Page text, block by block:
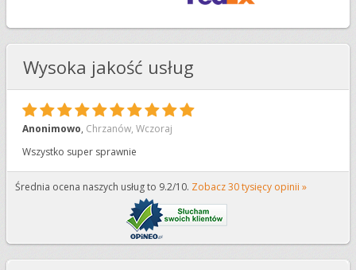
Wysoka jakość usług
10
Anonimowo, Chrzanów,Wczoraj
Wszystko super sprawnie
Średnia ocena naszych usług to 9.2/10. Zobacz 30 tysięcy opinii »